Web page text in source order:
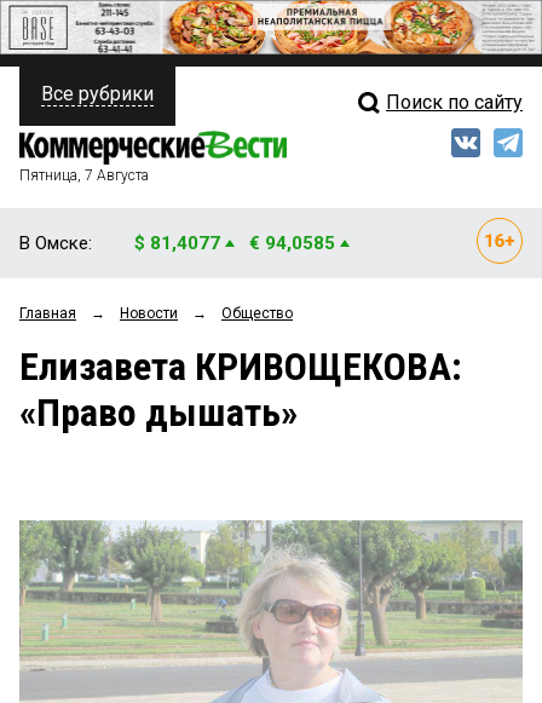
ПОЛИТИКА
ФИНАНСЫ
ОБЩЕСТВО
ЗАКОН
НОВОСТИ КОМПАНИЙ
СТИЛЬ ЖИЗНИ
Свежий выпуск
Рейтинги
Все рубрики Поиск по сайту
Пятница, 7 Августа
В Омске: $ 81,4077 € 94,0585
Главная → Новости → Общество
Елизавета КРИВОЩЕКОВА:
«Право дышать»